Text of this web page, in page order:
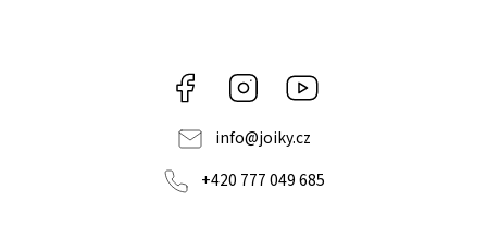
Facebook Instagram
info@joiky.cz
+420 777 049 685